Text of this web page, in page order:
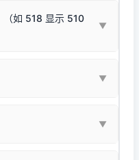
刷新硬件列表。
（如 518 显示 510
▼
，但内部核心芯片和打
这个系列中的**基础款
▼
▼